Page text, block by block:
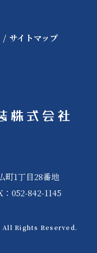
町1丁目28番地
052-842-1145
/ サイトマップ
All Rights Reserved.